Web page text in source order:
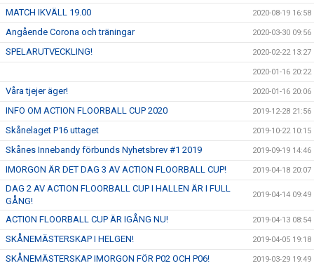
MATCH IKVÄLL 19.00 2020-08-19 16:58
Angående Corona och träningar 2020-03-30 09:56
SPELARUTVECKLING! 2020-02-22 13:27
2020-01-16 20:22
Våra tjejer äger! 2020-01-16 20:06
INFO OM ACTION FLOORBALL CUP 2020 2019-12-28 21:56
Skånelaget P16 uttaget 2019-10-22 10:15
Skånes Innebandy förbunds Nyhetsbrev #1 2019 2019-09-19 14:46
IMORGON ÄR DET DAG 3 AV ACTION FLOORBALL CUP! 2019-04-18 20:07
DAG 2 AV ACTION FLOORBALL CUP I HALLEN ÄR I FULL
GÅNG!
2019-04-14 09:49
ACTION FLOORBALL CUP ÄR IGÅNG NU! 2019-04-13 08:54
SKÅNEMÄSTERSKAP I HELGEN! 2019-04-05 19:18
SKÅNEMÄSTERSKAP IMORGON FÖR P02 OCH P06! 2019-03-29 19:49